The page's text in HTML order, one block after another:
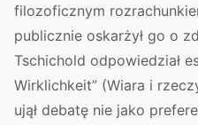
filozoficznym
publicznie oskarżył go o
Tschichold odpowiedział
Wirklichkeit” (Wiara i
ujął debatę nie jako